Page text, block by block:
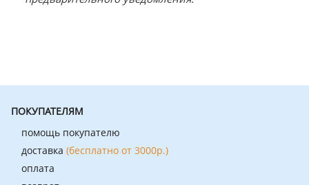
ПОКУПАТЕЛЯМ
помощь покупателю
доставка (бесплатно от 3000р.)
оплата